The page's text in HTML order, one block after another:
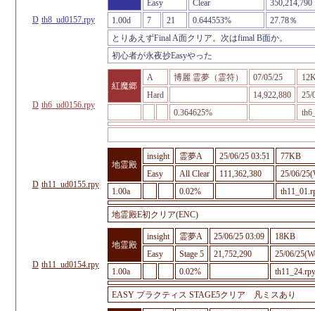
D th8_ud0157.rpy
Easy
Clear
350,214,790
1.00d
7 21 0.644553%
27.78％
とりあえずFinal A面クリア。次はfimal B面か。
初心者が永夜抄Easyやった
D th6_ud0156.rpy
紅魔郷
A 博麗 霊夢（霊符） 07/05/25
Hard
14,922,880
25/
0.364625%
D th11_ud0155.rpy
地霊殿
insight 霊夢A 25/06/25 03:51
77KB
Easy
All Clear 111,362,380
25/06/
1.00a
0.02%
地霊殿E初クリア(ENC)
D th11_ud0154.rpy
地霊殿
insight 霊夢A 25/06/25 03:09
18KB
Easy
Stage 5 21,752,290
25/06/
1.00a
0.02% th11_24.rpy
EASY プラクティス STAGE5クリア 凡ミスあり